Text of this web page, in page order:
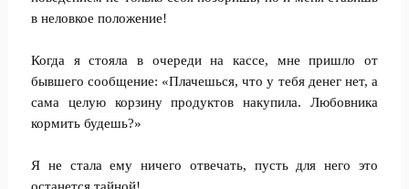
в неловкое положение!
Когда я стояла в очереди на кассе, мне пришло от
бывшего сообщение: «Плачешься, что у тебя денег нет, а
сама целую корзину продуктов накупила. Любовника
кормить будешь?»
Я не стала ему ничего отвечать, пусть для него это